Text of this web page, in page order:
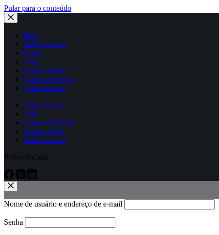
Pular para o conteúdo
Blog
Fale Conosco
Home
Loja
Nossas Lojas
Nossos Serviços
Quem Somos
Quem Somos
Loja
Nossos Serviços
Nossas Lojas
Fale Conosco
Redes Sociais:
Nome de usuário e endereço de e-mail
Senha